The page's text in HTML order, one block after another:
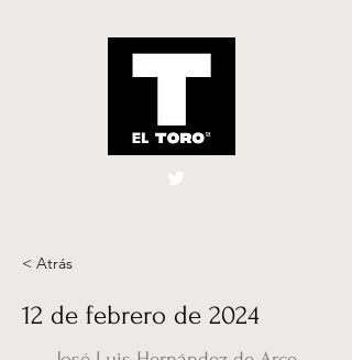
El Toro España
< Atrás
12 de febrero de 2024